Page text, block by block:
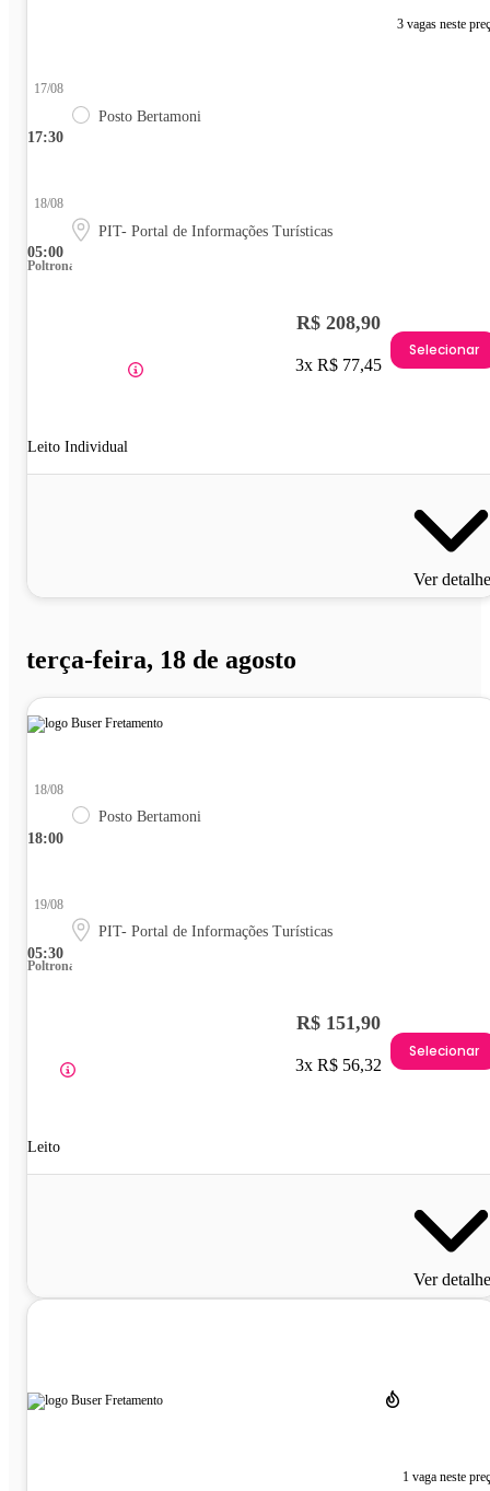
3 vagas neste
17:30
17/08
Posto Bertamoni
05:00
18/08
PIT- Portal de Informações Turísticas
Poltrona
Leito Individual
R$ 208,90
3x R$ 77,45
Selecionar
Ver
terça-feira, 18 de agosto
18:00
18/08
Posto Bertamoni
05:30
19/08
PIT- Portal de Informações Turísticas
Poltrona
Leito
R$ 151,90
3x R$ 56,32
Selecionar
Ver
1 vaga neste